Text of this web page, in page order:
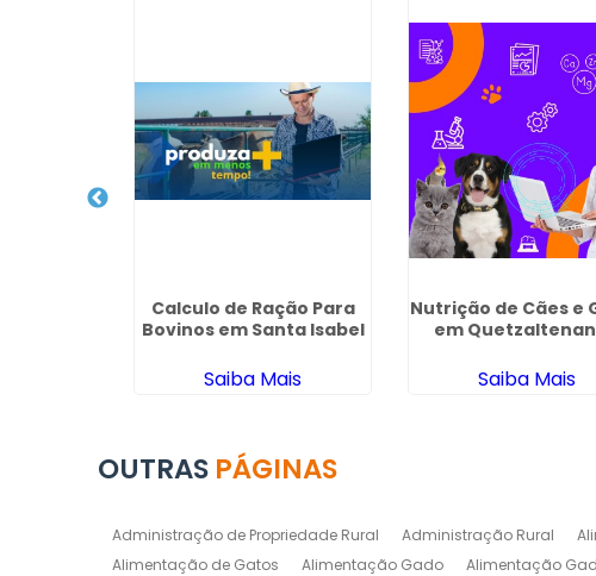
Calculo de Ração Para
Bovinos em Santa Isabel
Saiba Mais
Nutrição de Cães e
em
Saiba Mais
OUTRAS PÁGINAS
Administração de Propriedade Rural Administração Rural
Alimentação de Gatos
Alimentação Gado Alimentação